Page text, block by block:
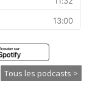
Tous les podcasts >